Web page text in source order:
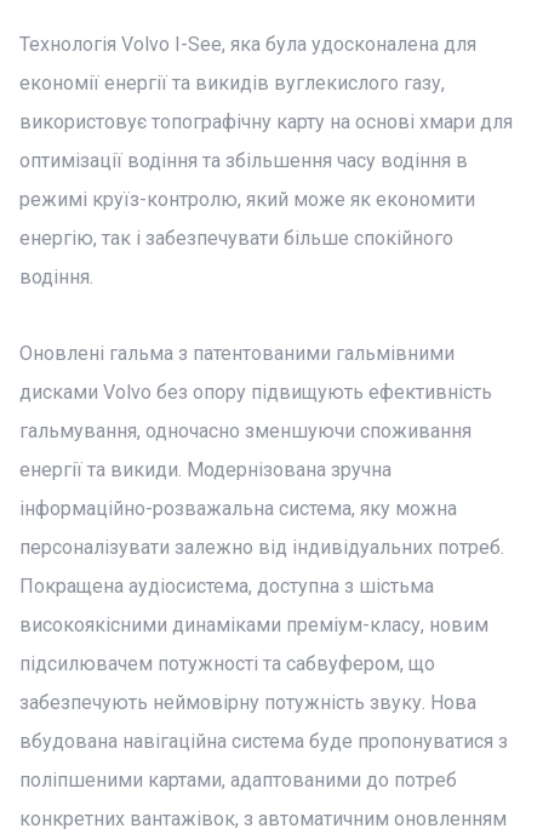
Технологія Volvo I-See, яка була удосконалена для
економії енергії та викидів вуглекислого газу,
використовує топографічну карту на основі хмари для
оптимізації водіння та збільшення часу водіння в
режимі круїз-контролю, який може як економити
енергію, так і забезпечувати більше спокійного
водіння.
Оновлені гальма з патентованими гальмівними
дисками Volvo без опору підвищують ефективність
гальмування, одночасно зменшуючи споживання
енергії та викиди. Модернізована зручна
інформаційно-розважальна система, яку можна
персоналізувати залежно від індивідуальних потреб.
Покращена аудіосистема, доступна з шістьма
високоякісними динаміками преміум-класу, новим
підсилювачем потужності та сабвуфером, що
забезпечують неймовірну потужність звуку. Нова
вбудована навігаційна система буде пропонуватися з
поліпшеними картами, адаптованими до потреб
конкретних вантажівок, з автоматичним оновленням